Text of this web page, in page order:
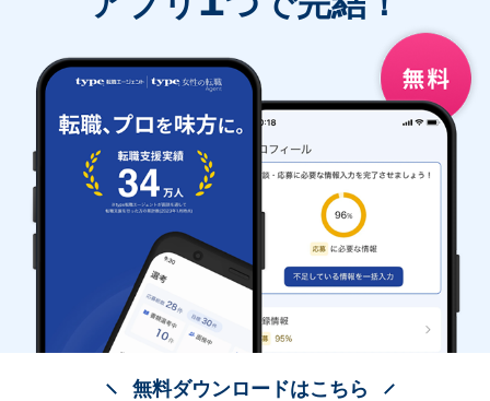
無料ダウンロードはこちら